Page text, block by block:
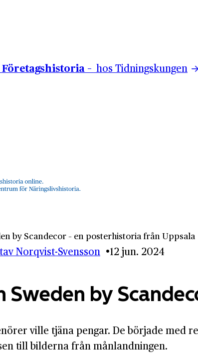
– hos Tidningskungen
by Scandecor – en posterhistoria från Uppsala
Norqvist-Svensson 12 jun. 2024
Sweden by
ville tjäna pengar. De började med
till bilderna från mån­landningen.